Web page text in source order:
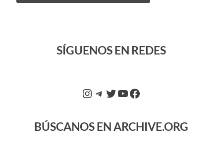
SÍGUENOS EN REDES
BÚSCANOS EN ARCHIVE.ORG